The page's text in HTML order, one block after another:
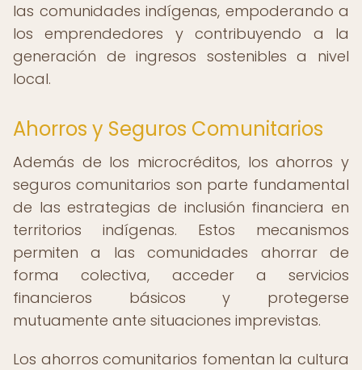
las comunidades indígenas, empoderando a
los emprendedores y contribuyendo a la
generación de ingresos sostenibles a nivel
local.
Ahorros y Seguros Comunitarios
Además de los microcréditos, los ahorros y
seguros comunitarios son parte fundamental
de las estrategias de inclusión financiera en
territorios indígenas. Estos mecanismos
permiten a las comunidades ahorrar de
forma colectiva, acceder a servicios
financieros básicos y protegerse
mutuamente ante situaciones imprevistas.
Los ahorros comunitarios fomentan la cultura